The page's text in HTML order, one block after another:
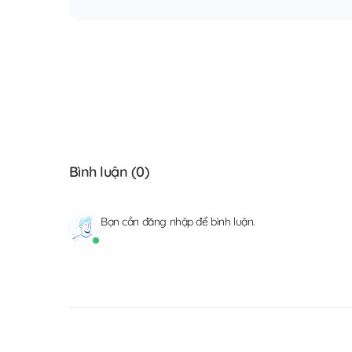
Bình luận (0)
Bạn cần đăng nhậpđể bình luận.